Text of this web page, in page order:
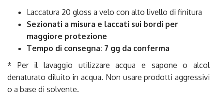
Laccatura 20 gloss a velo con alto livello di finitura
Sezionati a misura e laccati sui bordi per
maggiore protezione
Tempo di consegna: 7 gg da conferma
* Per il lavaggio utilizzare acqua e sapone o alcol
denaturato diluito in acqua. Non usare prodotti aggressivi
o a base di solvente.